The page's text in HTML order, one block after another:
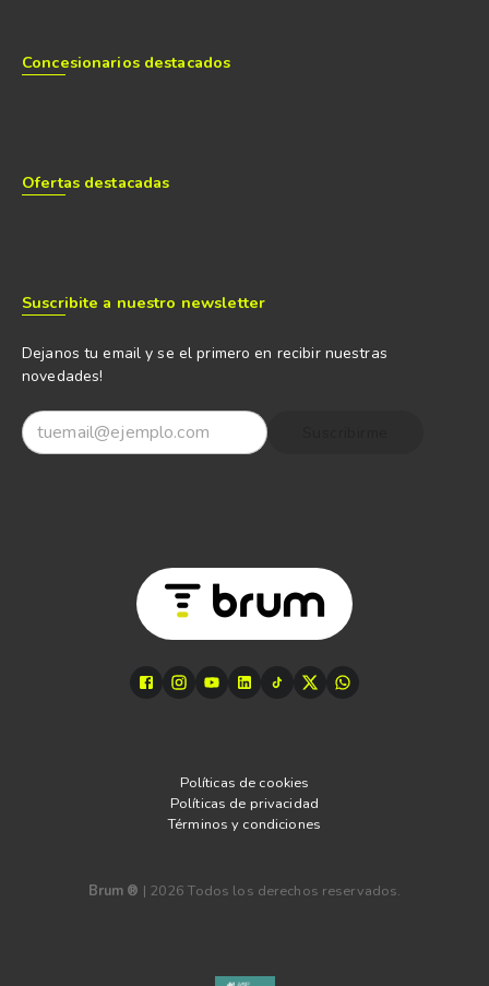
Concesionarios destacados
Ofertas destacadas
Suscribite a nuestro newsletter
Dejanos tu email y se el primero en recibir nuestras
novedades!
Políticas de cookies
Políticas de privacidad
Términos y condiciones
Brum ® | 2026 Todos los derechos reservados.